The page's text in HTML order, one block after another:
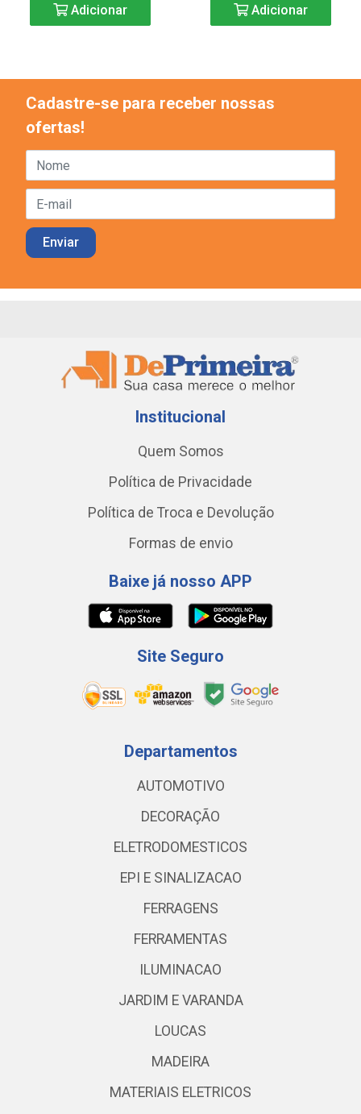
Adicionar Adicionar
Cadastre-se para receber nossas
ofertas!
Institucional
Quem Somos
Política de Privacidade
Política de Troca e Devolução
Formas de envio
Baixe já nosso APP
Site Seguro
Departamentos
AUTOMOTIVO
DECORAÇÃO
ELETRODOMESTICOS
EPI E SINALIZACAO
FERRAGENS
FERRAMENTAS
ILUMINACAO
JARDIM E VARANDA
LOUCAS
MADEIRA
MATERIAIS ELETRICOS